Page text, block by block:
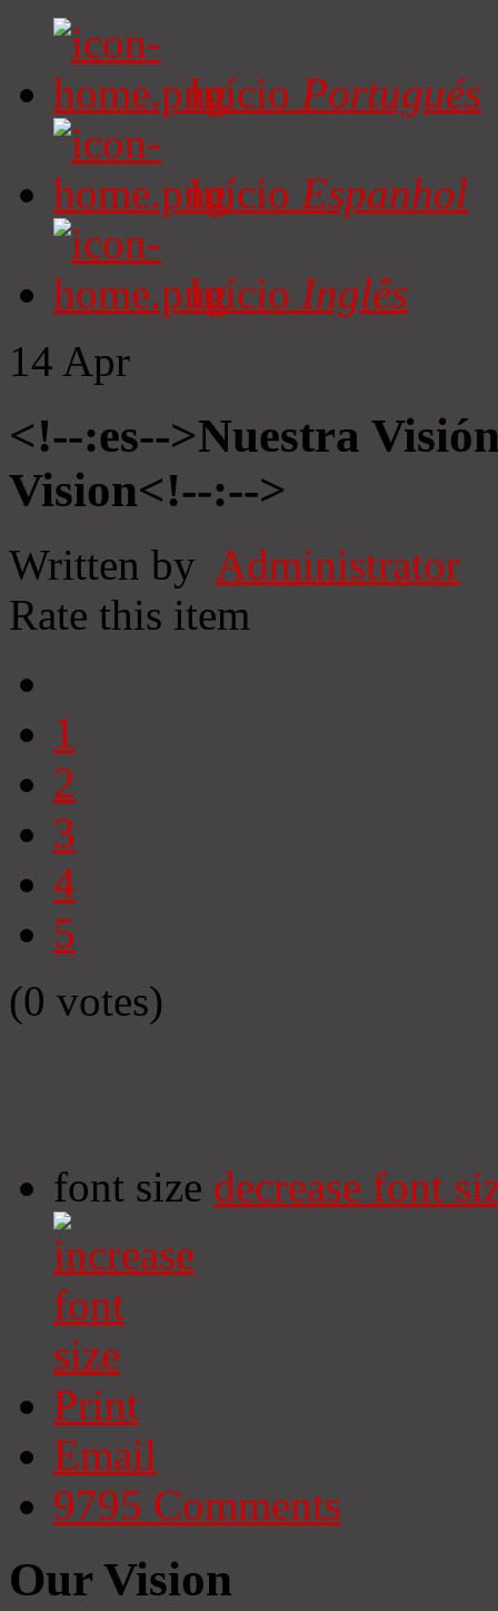
Início Portugués
Início Espanhol
Início Inglês
14 Apr
<!--:es-->Nuestra
Vision<!--:-->
Written by Administrator
Rate this item
1
2
3
4
5
(0 votes)
font size decrease font
Print
Email
9795 Comments
Our Vision